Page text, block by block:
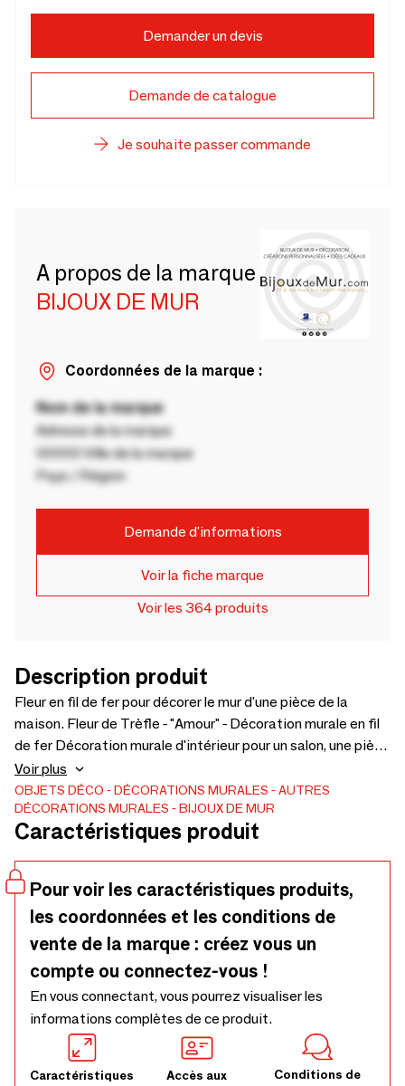
Demander un devis
Demande de catalogue
Je souhaite passer commande
A propos de la marque
BIJOUX DE MUR
Coordonnées de la marque :
Nom de la marque
Adresse de la marque
00000 Ville de la marque
Pays / Région
Demande d'informations
Voir la fiche marque
Voir les 364 produits
Description produit
Fleur en fil de fer pour décorer le mur d'une pièce de la
maison. Fleur de Trèfle - "Amour" - Décoration murale en fil
de fer Décoration murale d'intérieur pour un salon, une pièce
à vivre, une chambre à coucher, ... Fabrication artisanale et
française 🇫🇷. Artisanat d'art. Présentée dans une jolie
pochette. Punaises noires fournies pour la fixation. Traité
anti-corrosion. Bijoux de mur et si les murs portaient des
peuvent légèrement varier. Ces articles sont réservés à la
décoration d’intérieur.
Voir plus
OBJETS DÉCO DÉCORATIONS MURALES
AUTRES
DÉCORATIONS MURALES
BIJOUX DE MUR
Caractéristiques produit
Pour voir les caractéristiques produits,
les coordonnées et les conditions de
vente de la marque : créez vous un
compte ou connectez-vous !
En vous connectant, vous pourrez visualiser les
informations complètes de ce produit.
Caractéristiques
Accès aux
Conditions de